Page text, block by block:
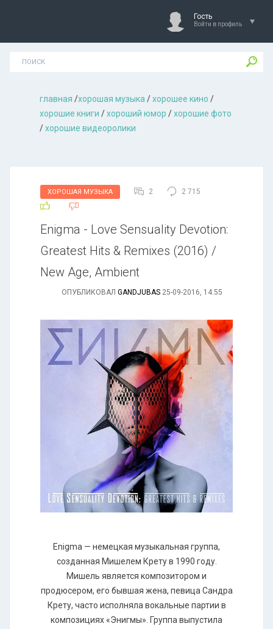
Гость
Войти в профиль
главная /хорошая музыкa /хорошее кино /
хорошие книги /хороший юмор /хорошие фото
/хорошие видеоролики
ХОРОШАЯ МУЗЫКА 2 2 715
Enigma - Love Sensuality Devotion:
Greatest Hits & Remixes (2016) /
New Age, Ambient
ОПУБЛИКОВАЛ GANDJUBAS 25-09-2016, 14:55
Еnigmа — немецкая музыкальная группа,
созданная Мишелем Крету в 1990 году.
Мишель является композитором и
продюсером, его бывшая жена, певица Сандра
Крету, часто исполняла вокальные партии в
композициях «Энигмы». Группа выпустила